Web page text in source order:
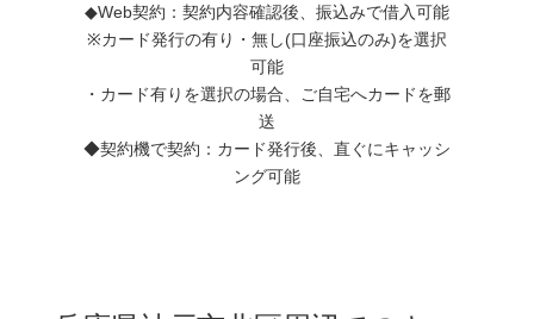
◆Web契約：契約内容確認後、振込みで借入可能
※カード発行の有り・無し(口座振込のみ)を選択
可能
・カード有りを選択の場合、ご自宅へカードを郵
送
◆契約機で契約：カード発行後、直ぐにキャッシ
ング可能